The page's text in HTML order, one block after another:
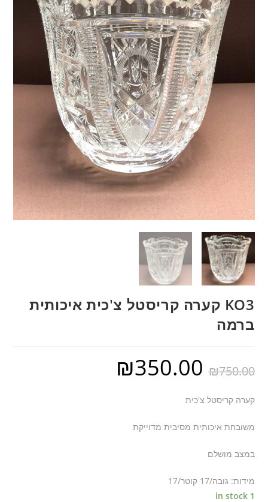
KO3 קערה קריסטל צ'כית איכותית
ברמה
₪750.00
₪350.00
קערה קריסטל צ'כית
משובחת איכותית מסיבית מדוייקת
במצב מושלם
מידות: גובה/17 קוטר/17
1 in stock